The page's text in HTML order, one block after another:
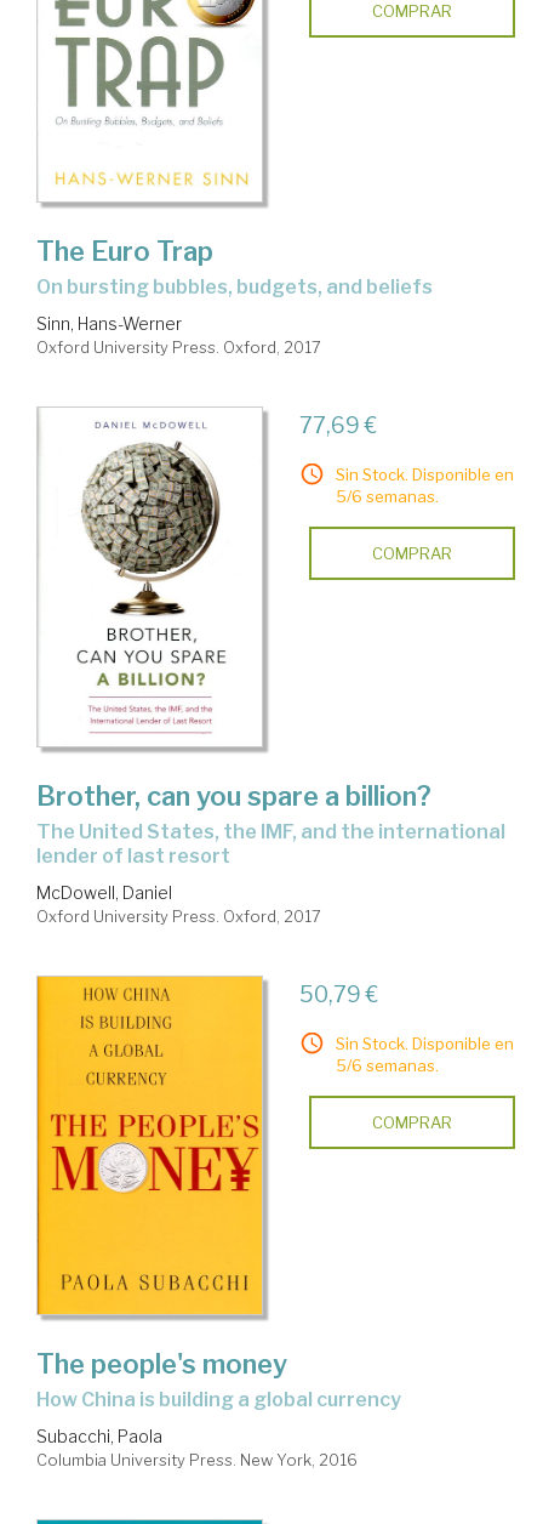
COMPRAR
The Euro Trap
on bursting bubbles, budgets, and beliefs
Sinn, Hans-Werner
Oxford University Press. Oxford, 2017
77,69 €
Sin Stock. Disponible en
5/6 semanas.
COMPRAR
Brother, can you spare a billion?
the United States, the IMF, and the international
lender of last resort
McDowell, Daniel
Oxford University Press. Oxford, 2017
50,79 €
Sin Stock. Disponible en
5/6 semanas.
COMPRAR
The people's money
how China is building a global currency
Subacchi, Paola
Columbia University Press. New York, 2016